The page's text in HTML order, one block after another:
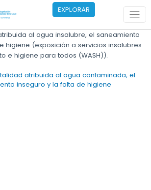
EXPLORAR
al agua insalubre, el saneamiento
higiene (exposición a servicios insalubres
e higiene para todos (WASH)).
atribuida al agua contaminada, el
inseguro y la falta de higiene